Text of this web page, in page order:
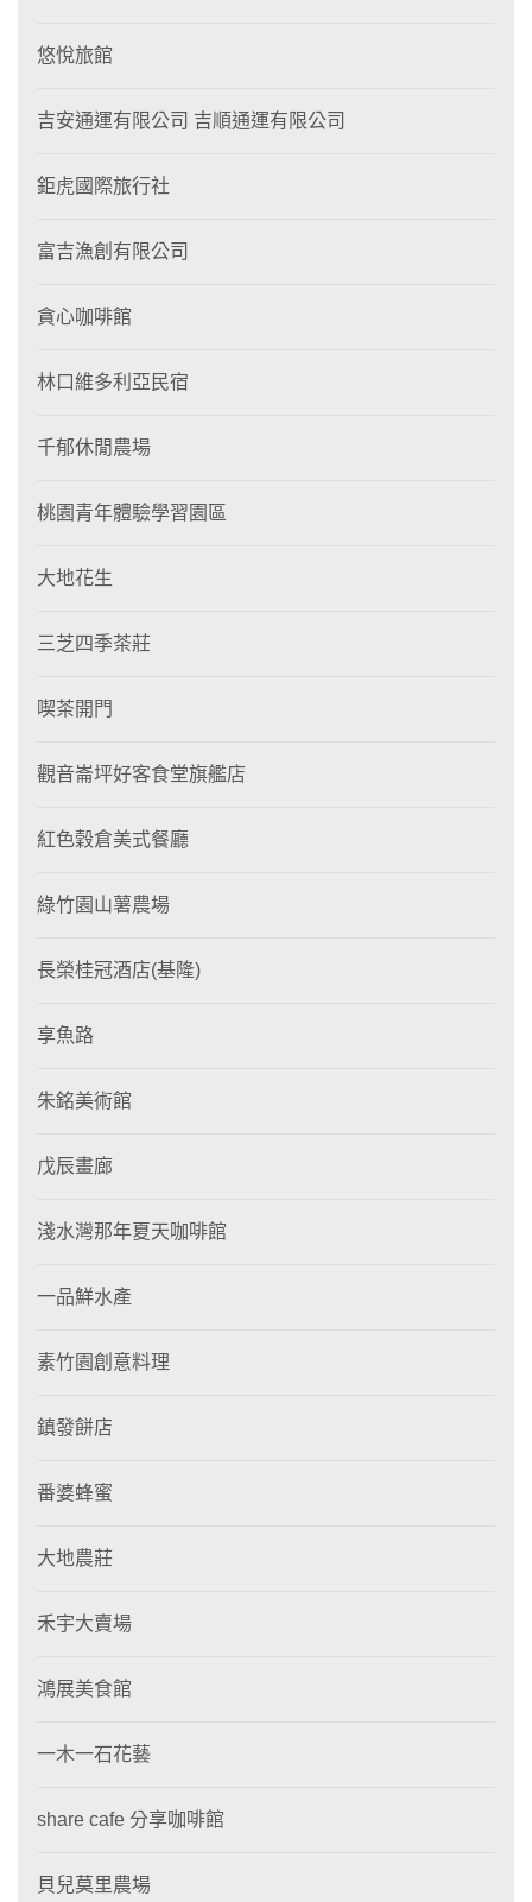
悠悅旅館
吉安通運有限公司 吉順通運有限公司
鉅虎國際旅行社
富吉漁創有限公司
貪心咖啡館
林口維多利亞民宿
千郁休閒農場
桃園青年體驗學習園區
大地花生
三芝四季茶莊
喫茶開門
觀音崙坪好客食堂旗艦店
紅色穀倉美式餐廳
綠竹園山薯農場
長榮桂冠酒店(基隆)
享魚路
朱銘美術館
戊辰畫廊
淺水灣那年夏天咖啡館
一品鮮水產
素竹園創意料理
鎮發餅店
番婆蜂蜜
大地農莊
禾宇大賣場
鴻展美食館
一木一石花藝
share cafe 分享咖啡館
貝兒莫里農場